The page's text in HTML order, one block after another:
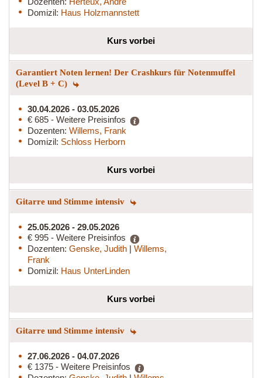
Domizil: Haus Holzmannstett
Kurs vorbei
Garantiert Noten lernen! Der Crashkurs für Notenmuffel
(Level B + C)
30.04.2026 - 03.05.2026
€ 685 - Weitere Preisinfos
Dozenten: Willems, Frank
Domizil: Schloss Herborn
Kurs vorbei
Gitarre und Stimme intensiv
25.05.2026 - 29.05.2026
€ 995 - Weitere Preisinfos
Dozenten: Genske, Judith | Willems,
Frank
Domizil: Haus UnterLinden
Kurs vorbei
Gitarre und Stimme intensiv
27.06.2026 - 04.07.2026
€ 1375 - Weitere Preisinfos